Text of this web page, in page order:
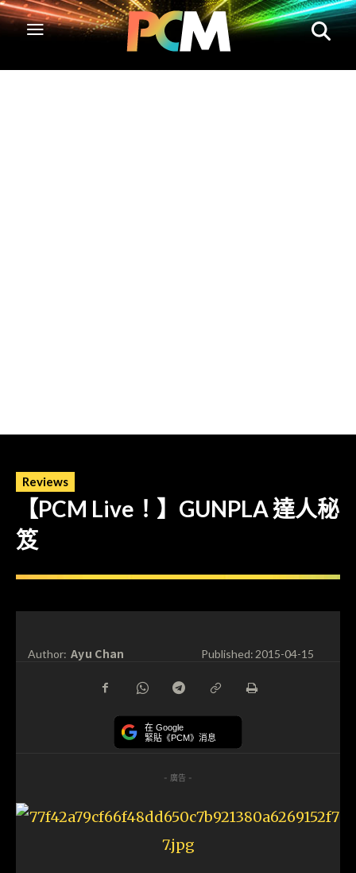
Reviews
【PCM Live！】GUNPLA 達人秘
笈
Author: Ayu Chan Published:2015-04-15
在 Google
緊貼《PCM》消息
- 廣告 -